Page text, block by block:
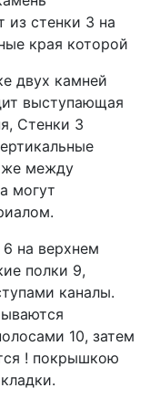
из стенки 3 на
края которой
двух камней
выступающая
Стенки 3
же между
могут
на верхнем
полки 9,
каналы.
10, затем
! покрышкою